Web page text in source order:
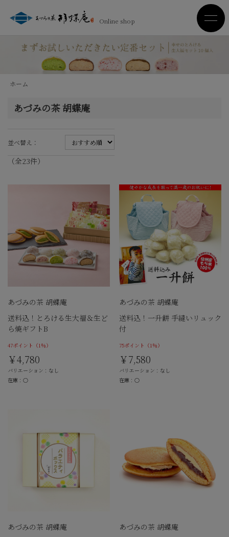
Online shop
ホーム
あづみの茶 胡蝶庵
並べ替え：
（全23件）
あづみの茶 胡蝶庵
送料込！とろける生大福＆生ど
ら焼ギフトB
47ポイント （1％）
￥4,780
バリエーション：なし
在庫：○
あづみの茶 胡蝶庵
送料込！一升餅 手縫いリュック
付
75ポイント （1％）
￥7,580
バリエーション：なし
在庫：○
あづみの茶 胡蝶庵
あづみの茶 胡蝶庵